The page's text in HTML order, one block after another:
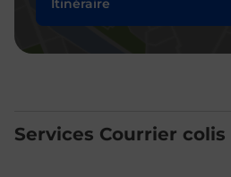
Itinéraire
Services Courrier colis